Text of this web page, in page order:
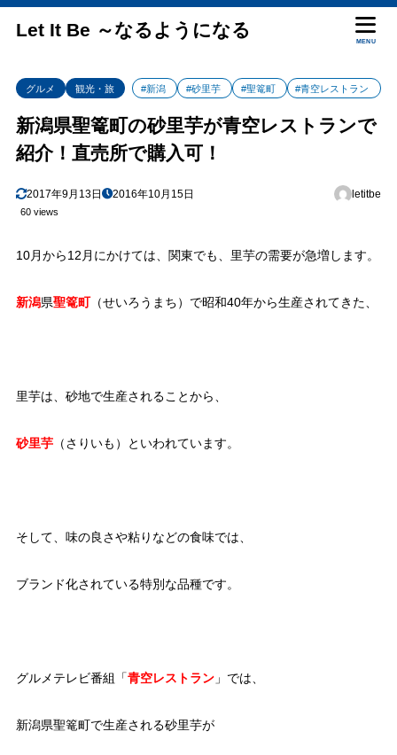
Let It Be ～なるようになる
MENU
グルメ 観光・旅 #新潟 #砂里芋 #聖篭町 #青空レストラン
新潟県聖篭町の砂里芋が青空レストランで
紹介！直売所で購入可！
2017年9月13日 2016年10月15日 letitbe
60 views
10月から12月にかけては、関東でも、里芋の需要が急増します。
新潟県聖篭町（せいろうまち）で昭和40年から生産されてきた、
里芋は、砂地で生産されることから、
砂里芋（さりいも）といわれています。
そして、味の良さや粘りなどの食味では、
ブランド化されている特別な品種です。
グルメテレビ番組「青空レストラン」では、
新潟県聖篭町で生産される砂里芋が